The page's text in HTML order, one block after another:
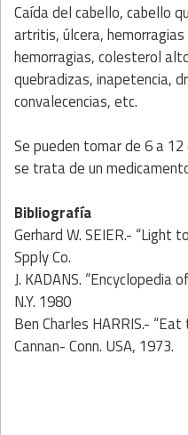
Caída del cabello, cabello
artritis, úlcera,
hemorragias, colesterol
quebradizas, inapetencia,
convalecencias, etc.
Se pueden tomar de 6 a
se trata de un
Bibliografía
Gerhard W. SEIER.- “Light
Spply Co.
J. KADANS. “Encyclopedia
N.Y. 1980
Ben Charles HARRIS.-
Cannan- Conn. USA, 1973.